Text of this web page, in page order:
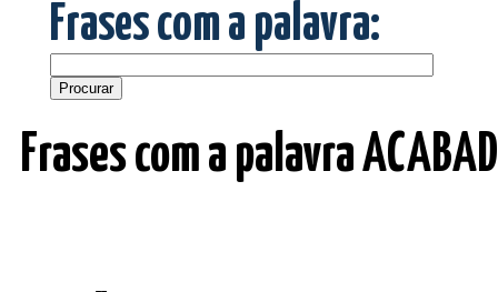
Frases com a palavra:
Frases com a palavra